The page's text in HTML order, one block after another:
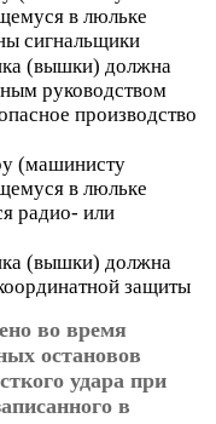
в люльке
сигнальщики
(вышки) должна
руководством
производство
(машинисту
в люльке
радио- или
(вышки) должна
защиты
во время
остановов
удара при
в